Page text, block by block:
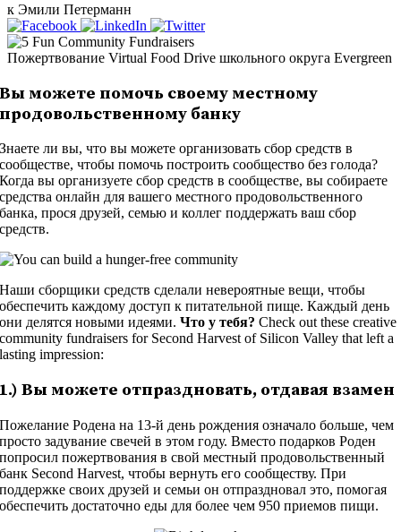
к Эмили Петерманн
Пожертвование Virtual Food Drive школьного округа Evergreen
Вы можете помочь своему местному
продовольственному банку
Знаете ли вы, что вы можете организовать сбор средств в
сообществе, чтобы помочь построить сообщество без голода?
Когда вы организуете сбор средств в сообществе, вы собираете
средства онлайн для вашего местного продовольственного
банка, прося друзей, семью и коллег поддержать ваш сбор
средств.
Наши сборщики средств сделали невероятные вещи, чтобы
обеспечить каждому доступ к питательной пище. Каждый день
они делятся новыми идеями.Что у тебя? Check out these creative
community fundraisers for Second Harvest of Silicon Valley that left a
lasting impression:
1.) Вы можете отпраздновать, отдавая взамен
Пожелание Родена на 13-й день рождения означало больше, чем
просто задувание свечей в этом году. Вместо подарков Роден
попросил пожертвования в свой местный продовольственный
банк Second Harvest, чтобы вернуть его сообществу. При
поддержке своих друзей и семьи он отпраздновал это, помогая
обеспечить достаточно еды для более чем 950 приемов пищи.